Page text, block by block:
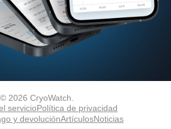
© 2026 CryoWatch.
servicioPolítica de privacidad
y devoluciónArtículosNoticias